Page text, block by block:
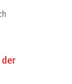
der